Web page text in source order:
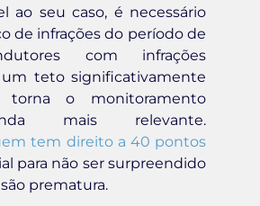
ao seu caso, é necessário
de infrações do período de
com infrações
teto significativamente
o monitoramento
mais relevante.
tem direito a 40 pontos
para não ser surpreendido
prematura.